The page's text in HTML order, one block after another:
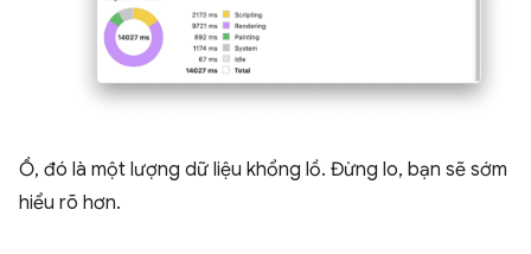
Ồ, đó là một lượng dữ liệu khổng lồ. Đừng lo, bạn sẽ sớm
hiểu rõ hơn.